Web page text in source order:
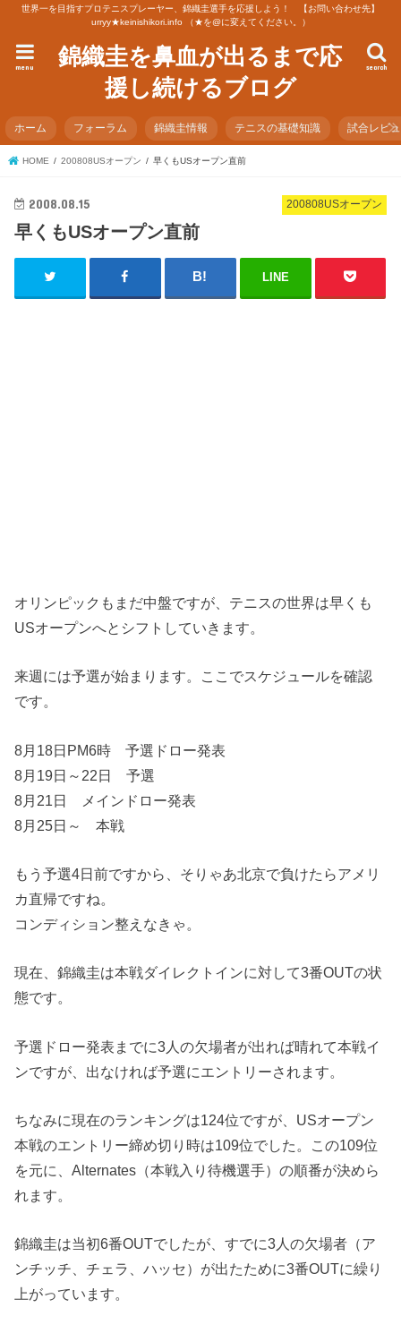
世界一を目指すプロテニスプレーヤー、錦織圭選手を応援しよう！ 【お問い合わせ先】
urryy★keinishikori.info （★を@に変えてください。）
錦織圭を鼻血が出るまで応
援し続けるブログ
search
menu
ホーム フォーラム 錦織圭情報 テニスの基礎知識 試合レビ
HOME 200808USオープン 早くもUSオープン直前
200808USオープン
2008.08.15
早くもUSオープン直前
LINE
オリンピックもまだ中盤ですが、テニスの世界は早くも
USオープンへとシフトしていきます。
来週には予選が始まります。ここでスケジュールを確認
です。
8月18日PM6時 予選ドロー発表
8月19日～22日 予選
8月21日 メインドロー発表
8月25日～ 本戦
もう予選4日前ですから、そりゃあ北京で負けたらアメリ
カ直帰ですね。
コンディション整えなきゃ。
現在、錦織圭は本戦ダイレクトインに対して3番OUTの状
態です。
予選ドロー発表までに3人の欠場者が出れば晴れて本戦イ
ンですが、出なければ予選にエントリーされます。
ちなみに現在のランキングは124位ですが、USオープン
本戦のエントリー締め切り時は109位でした。この109位
を元に、Alternates（本戦入り待機選手）の順番が決めら
れます。
錦織圭は当初6番OUTでしたが、すでに3人の欠場者（ア
ンチッチ、チェラ、ハッセ）が出たために3番OUTに繰り
上がっています。